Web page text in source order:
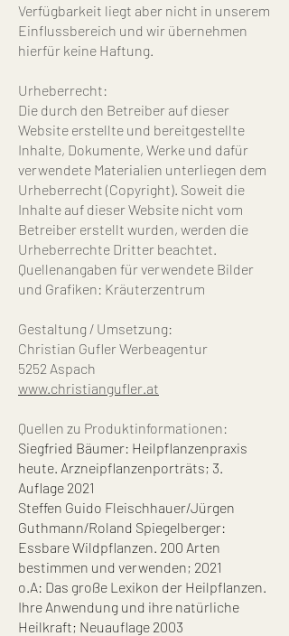
Verfügbarkeit liegt aber nicht in unserem
Einflussbereich und wir übernehmen
hierfür keine Haftung.
Urheberrecht:
Die durch den Betreiber auf dieser
Website erstellte und bereitgestellte
Inhalte, Dokumente, Werke und dafür
verwendete Materialien unterliegen dem
Urheberrecht (Copyright). Soweit die
Inhalte auf dieser Website nicht vom
Betreiber erstellt wurden, werden die
Urheberrechte Dritter beachtet.
Quellenangaben für verwendete Bilder
und Grafiken: Kräuterzentrum
Gestaltung / Umsetzung:
Christian Gufler Werbeagentur
5252 Aspach
www.christiangufler.at
Quellen zu Produktinformationen:
Siegfried Bäumer: Heilpflanzenpraxis
heute. Arzneipflanzenporträts; 3.
Auflage 2021
Steffen Guido Fleischhauer/Jürgen
Guthmann/Roland Spiegelberger:
Essbare Wildpflanzen. 200 Arten
bestimmen und verwenden; 2021
o.A: Das große Lexikon der Heilpflanzen.
Ihre Anwendung und ihre natürliche
Heilkraft; Neuauflage 2003